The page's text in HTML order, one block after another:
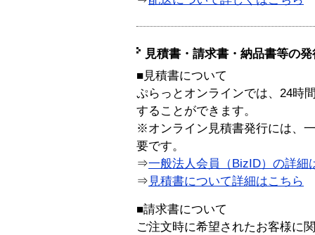
見積書・請求書・納品書等の
■見積書について
ぷらっとオンラインでは、24時
することができます。
※オンライン見積書発行には、
要です。
⇒一般法人会員（BizID）の詳細
⇒ 見積書について詳細はこちら
■請求書について
ご注文時に希望されたお客様に